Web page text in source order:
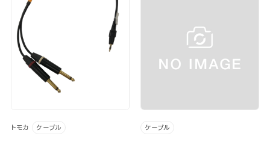
トモカ ケーブル ケーブル